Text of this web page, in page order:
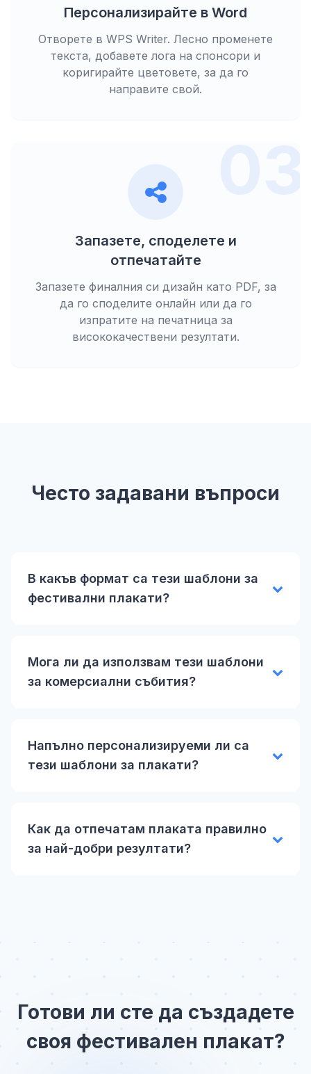
Персонализирайте в Word
Отворете в WPS Writer. Лесно променете
текста, добавете лога на спонсори и
коригирайте цветовете, за да го
направите свой.
03
Запазете, споделете и
отпечатайте
Запазете финалния си дизайн като PDF, за
да го споделите онлайн или да го
изпратите на печатница за
висококачествени резултати.
Често задавани въпроси
В какъв формат са тези шаблони за
фестивални плакати?
Мога ли да използвам тези шаблони
за комерсиални събития?
Напълно персонализируеми ли са
тези шаблони за плакати?
Как да отпечатам плаката правилно
за най-добри резултати?
Готови ли сте да създадете
своя фестивален плакат?